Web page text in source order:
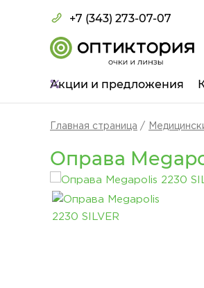
+7 (343) 273-07-07
Акции и предложения
Главная страница
Оправа